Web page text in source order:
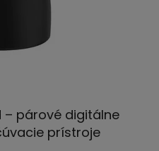
– párové digitálne
prístroje